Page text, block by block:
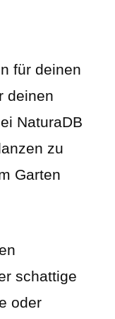
für deinen
deinen
NaturaDB
zu
Garten
schattige
oder